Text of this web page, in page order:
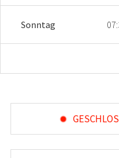
Sonntag